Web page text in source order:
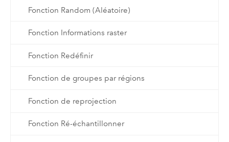
Fonction Random (Aléatoire)
Fonction Informations raster
Fonction Redéfinir
Fonction de groupes par régions
Fonction de reprojection
Fonction Ré-échantillonner